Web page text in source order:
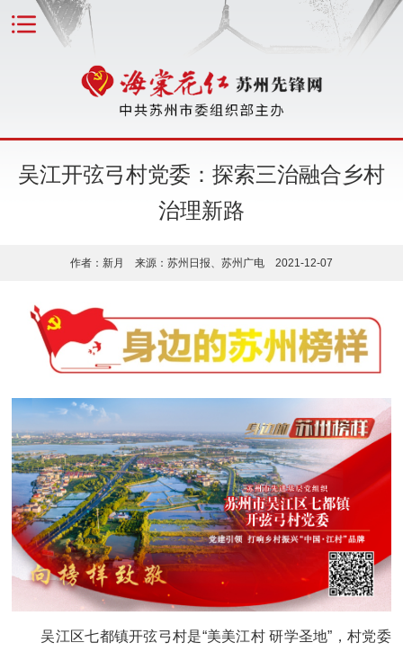
吴江开弦弓村党委：探索三治融合乡村
治理新路
作者：新月 来源：苏州日报、苏州广电 2021-12-07
吴江区七都镇开弦弓村是“美美江村 研学圣地”，村党委